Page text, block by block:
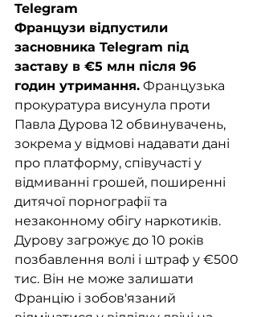
Telegram
Французи відпустили
засновника Telegram під
заставу в €5 млн після 96
годин утримання. Французька
прокуратура висунула проти
Павла Дурова 12 обвинувачень,
зокрема у відмові надавати дані
про платформу, співучасті у
відмиванні грошей, поширенні
дитячої порнографії та
незаконному обігу наркотиків.
Дурову загрожує до 10 років
позбавлення волі і штраф у €500
тис. Він не може залишати
Францію і зобов'язаний